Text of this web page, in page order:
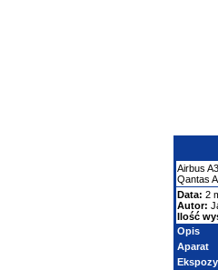
Airbus
Qantas
Data: 2
Autor:
Ilość
Opis
Aparat